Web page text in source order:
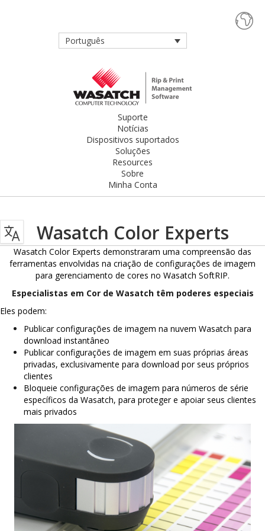
Português
Suporte
Notícias
Dispositivos suportados
Soluções
Resources
Sobre
Minha Conta
Wasatch Color Experts
Wasatch Color Experts demonstraram uma compreensão das
ferramentas envolvidas na criação de configurações de imagem
para gerenciamento de cores no Wasatch SoftRIP.
Especialistas em Cor de Wasatch têm poderes especiais
Eles podem:
Publicar configurações de imagem na nuvem Wasatch para
download instantâneo
Publicar configurações de imagem em suas próprias áreas
privadas, exclusivamente para download por seus próprios
clientes
Bloqueie configurações de imagem para números de série
específicos da Wasatch, para proteger e apoiar seus clientes
mais privados